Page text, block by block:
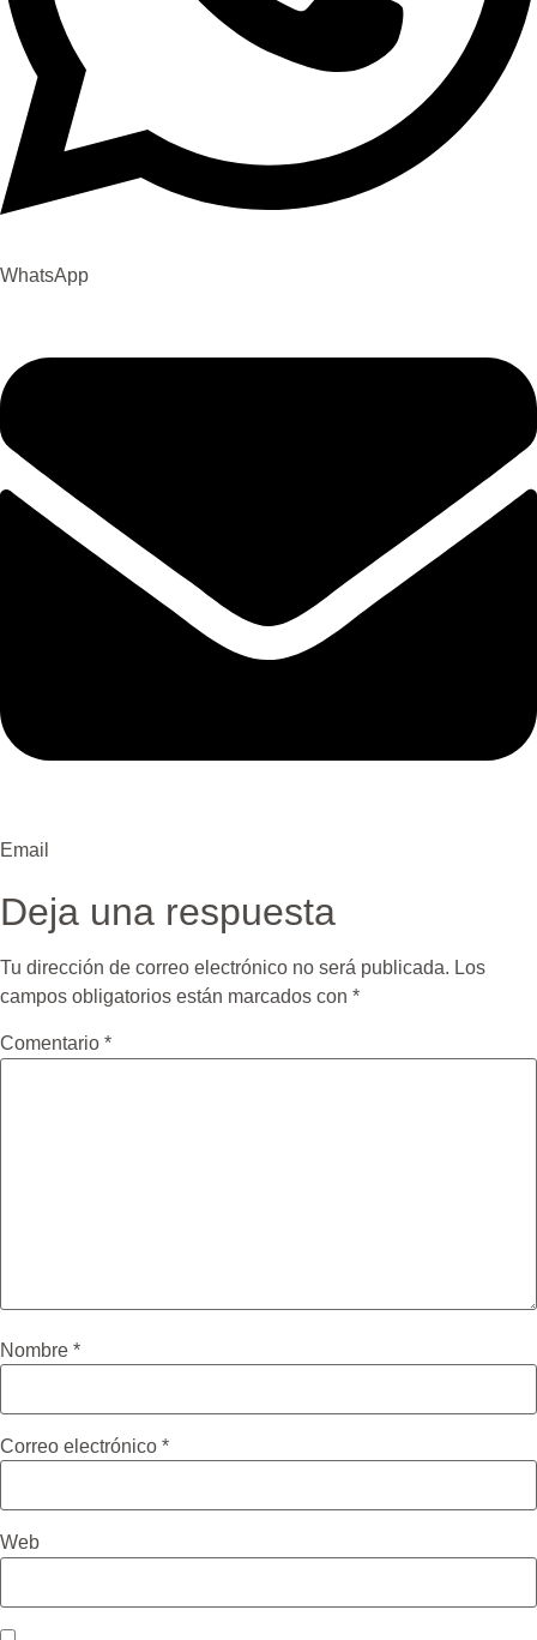
WhatsApp
Email
Deja una respuesta
Tu dirección de correo electrónico no será publicada. Los
campos obligatorios están marcados con *
Comentario *
Nombre *
Correo electrónico *
Web